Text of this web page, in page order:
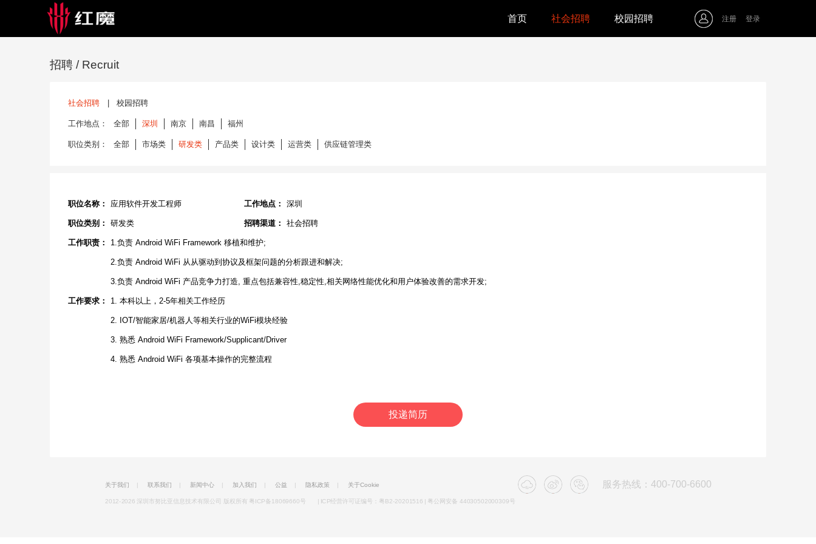
首页 社会招聘 校园招聘 注册 登录
招聘 / Recruit
社会招聘 校园招聘
工作地点： 全部 深圳 南京 南昌 福州
职位类别： 全部 市场类 研发类 产品类 设计类 运营类 供应链管理类
职位名称： 应用软件开发工程师 工作地点： 深圳
职位类别： 研发类 招聘渠道： 社会招聘
工作职责： 1.负责 Android WiFi Framework 移植和维护;
2.负责 Android WiFi 从从驱动到协议及框架问题的分析跟进和解决;
3.负责 Android WiFi 产品竞争力打造, 重点包括兼容性,稳定性,相关网络性能优化和用户体验改善的需求开发;
工作要求： 1. 本科以上，2-5年相关工作经历
2. IOT/智能家居/机器人等相关行业的WiFi模块经验
3. 熟悉 Android WiFi Framework/Supplicant/Driver
4. 熟悉 Android WiFi 各项基本操作的完整流程
投递简历
关于我们 | 联系我们 | 新闻中心 | 加入我们 | 公益 | 隐私政策 | 关于Cookie 服务热线：400-700-6600
2012-2026 深圳市努比亚信息技术有限公司 版权所有 粤ICP备18069660号 | ICP经营许可证编号：粤B2-20201516 | 粤公网安备 44030502000309号